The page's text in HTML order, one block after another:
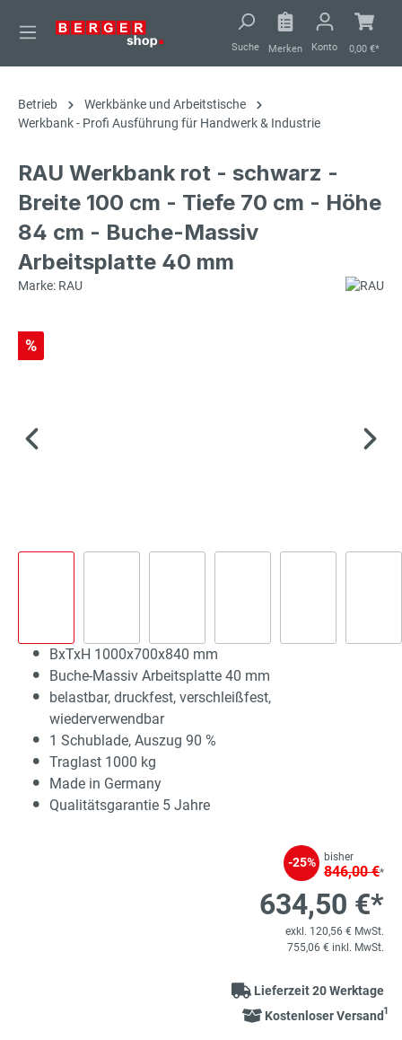
springen
Suche Merken Konto 0,00 €*
Betrieb
Werkbänke und Arbeitstische
Werkbank - Profi Ausführung für Handwerk & Industrie
RAU Werkbank rot - schwarz -
Breite 100 cm - Tiefe 70 cm - Höhe
84 cm - Buche-Massiv
Arbeitsplatte 40 mm
Marke: RAU
%
BxTxH 1000x700x840 mm
Buche-Massiv Arbeitsplatte 40 mm
belastbar, druckfest, verschleißfest,
wiederverwendbar
1 Schublade, Auszug 90 %
Traglast 1000 kg
Made in Germany
Qualitätsgarantie 5 Jahre
-25% bisher
846,00 €*
634,50 €*
exkl. 120,56 € MwSt.
755,06 € inkl. MwSt.
Lieferzeit 20 Werktage
Kostenloser Versand1